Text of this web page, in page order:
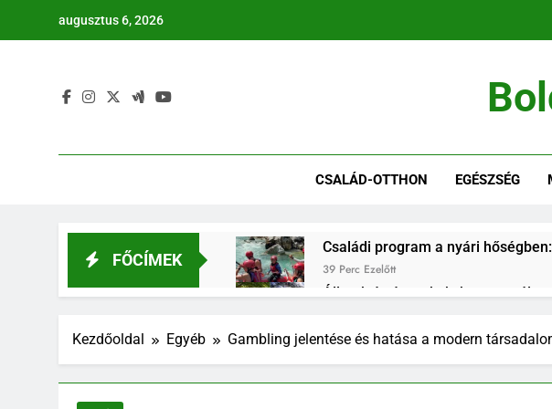
augusztus 6, 2026
CSALÁD-OTTHON EGÉSZSÉG
FŐCÍMEK
Családi program a nyári
39 Perc Ezelőtt
Állatok és évszakok: hogyan
Növénytársítás a díszkertben: így
3 Hét Ezelőtt
Nyomtatott marketinganyagok,
Kezdőoldal Egyéb Gambling jelentése és hatása a modern